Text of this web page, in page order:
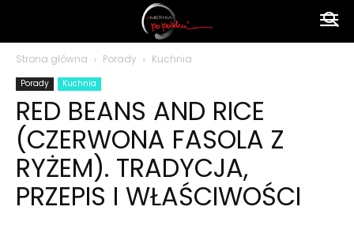
polsku
Strona główna Porady Kuchnia
Porady Kuchnia
RED BEANS AND RICE
(CZERWONA FASOLA Z
RYŻEM). TRADYCJA,
PRZEPIS I WŁAŚCIWOŚCI